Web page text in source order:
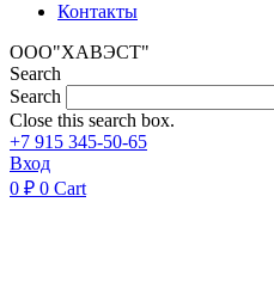
Контакты
ООО"ХАВЭСТ"
Search
Search
Close this search box.
+7 915 345-50-65
Вход
0 ₽ 0 Cart